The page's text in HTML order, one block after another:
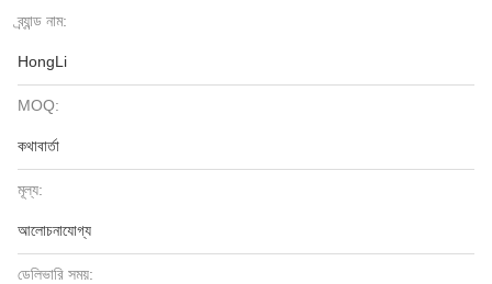
ব্র্যান্ড নাম:
HongLi
MOQ:
কথাবার্তা
মূল্য:
আলোচনাযোগ্য
ডেলিভারি সময়: